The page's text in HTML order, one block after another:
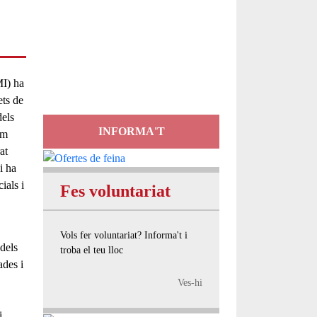
ha
de
ha
i
i
INFORMA'T
Fes voluntariat
Vols fer voluntariat? Informa't i
troba el teu lloc
Ves-hi